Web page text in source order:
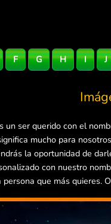
F G H I J
un ser querido con el
mucho para
la oportunidad de
con nuestro
que más quieres.